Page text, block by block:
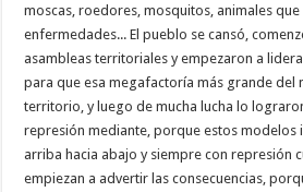
moscas, roedores, mosquitos, animales
enfermedades... El pueblo se cansó,
asambleas territoriales y empezaron a
para que esa megafactoría más grande del
territorio, y luego de mucha lucha lo
represión mediante, porque estos modelos
arriba hacia abajo y siempre con represión
empiezan a advertir las consecuencias,